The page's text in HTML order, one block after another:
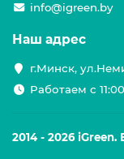
info@igreen.by
Наш адрес
г.Минск,
Работаем с
2014 - 2026